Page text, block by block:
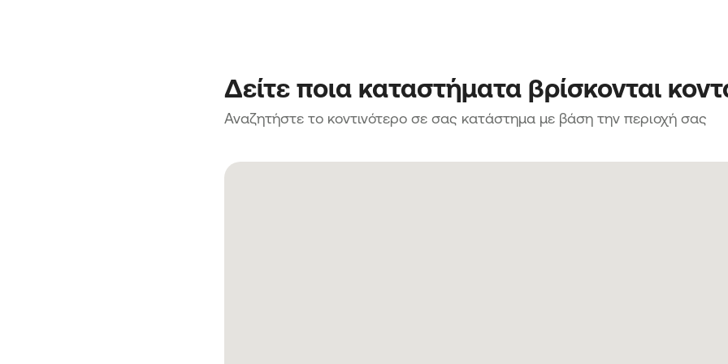
Δείτε ποια καταστήματα βρίσκονται
Αναζητήστε το κοντινότερο σε σας κατάστημα με βάση την περιοχή σας